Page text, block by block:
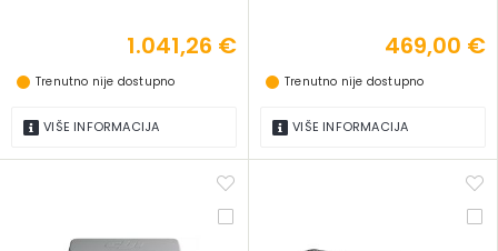
1.041,26 €
Trenutno nije dostupno
VIŠE INFORMACIJA
469,00 €
Trenutno nije dostupno
VIŠE INFORMACIJA